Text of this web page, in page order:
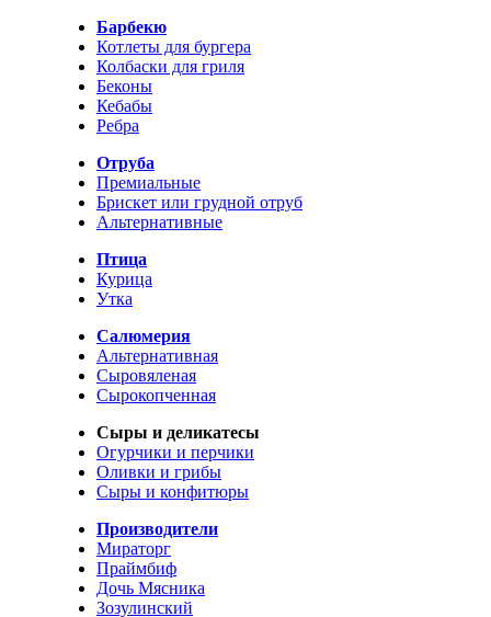
Барбекю
Котлеты для бургера
Колбаски для гриля
Беконы
Кебабы
Ребра
Отруба
Премиальные
Брискет или грудной отруб
Альтернативные
Птица
Курица
Утка
Салюмерия
Альтернативная
Сыровяленая
Сырокопченная
Сыры и деликатесы
Огурчики и перчики
Оливки и грибы
Сыры и конфитюры
Производители
Мираторг
Праймбиф
Дочь Мясника
Зозулинский